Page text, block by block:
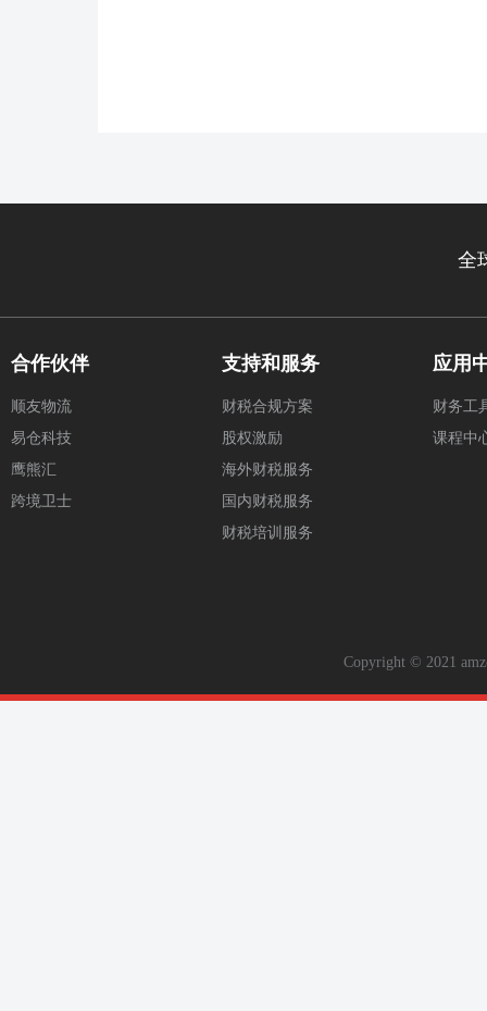
全
合作伙伴
顺友物流
易仓科技
鹰熊汇
跨境卫士
支持和服务
财税合规方案
股权激励
海外财税服务
国内财税服务
财税培训服务
应用
财务工
课程中
Copyright © 2021